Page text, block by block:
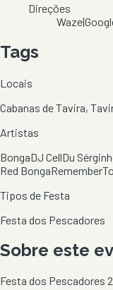
Direções
Waze|
Tags
Locais
Cabanas de Tavira,
Artistas
BongaDJ CellDu
Red BongaRemember
Tipos de Festa
Festa dos Pescadores
Sobre este
Festa dos Pescadores